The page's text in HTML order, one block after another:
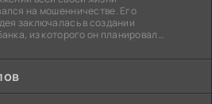
на мошенничестве. Его
заключалась в создании
из которого он планировал